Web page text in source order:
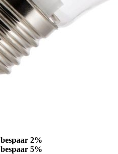
bespaar 2%
bespaar 5%